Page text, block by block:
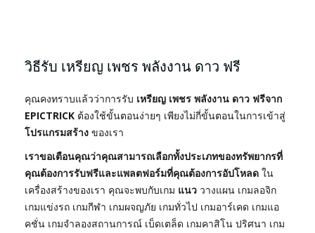
วิธีรับ เหรียญ เพชร พลังงาน ดาว ฟรี
คุณคงทราบแล้วว่าการรับ เหรียญ เพชร พลังงาน ดาว ฟรีจาก
EPICTRICK ต้องใช้ขั้นตอนง่ายๆ เพียงไม่กี่ขั้นตอนในการเข้าสู่
โปรแกรมสร้าง ของเรา
เราขอเตือนคุณว่าคุณสามารถเลือกทั้งประเภทของทรัพยากรที่
คุณต้องการรับฟรีและแพลตฟอร์มที่คุณต้องการอัปโหลด ใน
เครื่องสร้างของเรา คุณจะพบกับเกม แนว วางแผน เกมลอจิก
เกมแข่งรถ เกมกีฬา เกมผจญภัย เกมทั่วไป เกมอาร์เคด เกมแอ
คชั่น เกมจำลองสถานการณ์ เบ็ดเตล็ด เกมคาสิโน ปริศนา เกม